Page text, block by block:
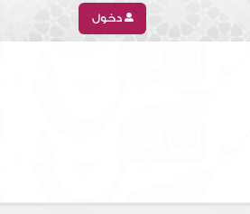
دخول